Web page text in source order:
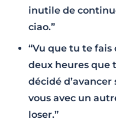
inutile de
ciao.”
“Vu que tu te fais
deux heures que
décidé d’avancer
vous avec un
loser.”